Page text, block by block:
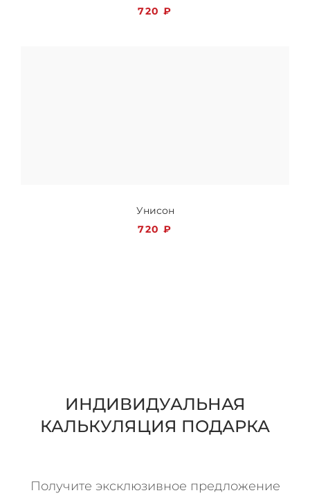
720₽
Унисон
720₽
ИНДИВИДУАЛЬНАЯ
КАЛЬКУЛЯЦИЯ ПОДАРКА
Получите эксклюзивное предложение